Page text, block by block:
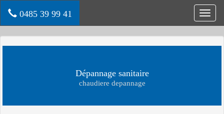
0485 39 99 41
Dépannage sanitaire
chaudiere depannage